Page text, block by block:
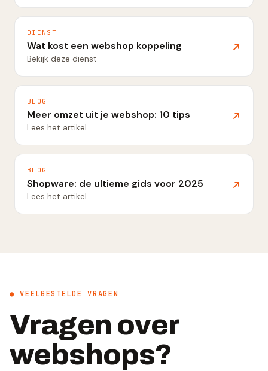
DIENST
Wat kost een webshop koppeling
Bekijk deze dienst
BLOG
Meer omzet uit je webshop: 10 tips
Lees het artikel
BLOG
Shopware: de ultieme gids voor 2025
Lees het artikel
● VEELGESTELDE VRAGEN
Vragen over
webshops?